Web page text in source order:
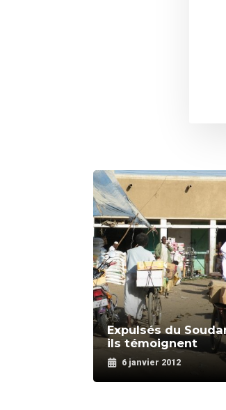
Expulsés du
ils témoignent
6 janvier 2012